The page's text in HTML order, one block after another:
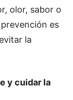
olor, sabor o
es
la
y cuidar la